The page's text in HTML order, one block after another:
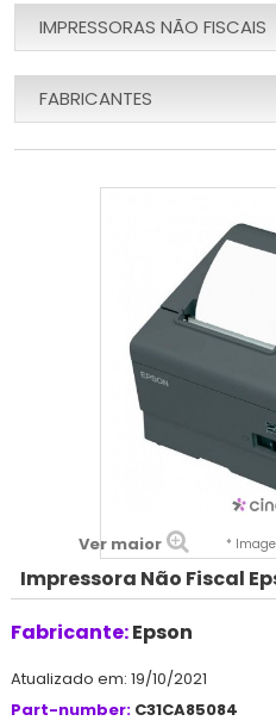
IMPRESSORAS NÃO FISCAIS
FABRICANTES
Ver maior *
Impressora Não Fiscal
Fabricante:Epson
Atualizado em: 19/10/2021
Part-number: C31CA85084